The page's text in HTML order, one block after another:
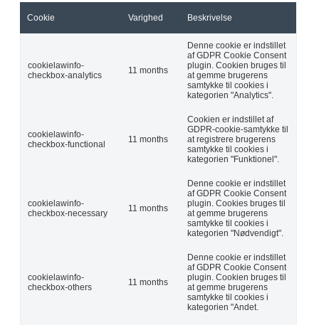
Cookie Varighed Beskrivelse
cookielawinfo-
checkbox-analytics
11 months
Denne cookie er indstillet
af GDPR Cookie Consent
plugin. Cookien bruges til
at gemme brugerens
samtykke til cookies i
kategorien "Analytics".
cookielawinfo-
checkbox-functional
11 months
Cookien er indstillet af
GDPR-cookie-samtykke til
at registrere brugerens
samtykke til cookies i
kategorien "Funktionel".
cookielawinfo-
checkbox-necessary
11 months
Denne cookie er indstillet
af GDPR Cookie Consent
plugin. Cookies bruges til
at gemme brugerens
samtykke til cookies i
kategorien "Nødvendigt".
cookielawinfo-
checkbox-others
11 months
Denne cookie er indstillet
af GDPR Cookie Consent
plugin. Cookien bruges til
at gemme brugerens
samtykke til cookies i
kategorien "Andet.